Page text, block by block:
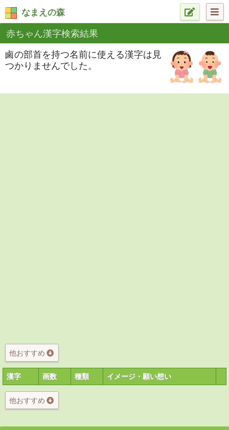
なまえの森
赤ちゃん漢字検索結果
鹵の部首を持つ名前に使える漢字は見
つかりませんでした。
他おすすめ
漢字 画数 種類 イメージ・願い想い
他おすすめ